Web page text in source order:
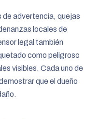
de advertencia, quejas
locales de
legal también
como peligroso
visibles. Cada uno de
que el dueño